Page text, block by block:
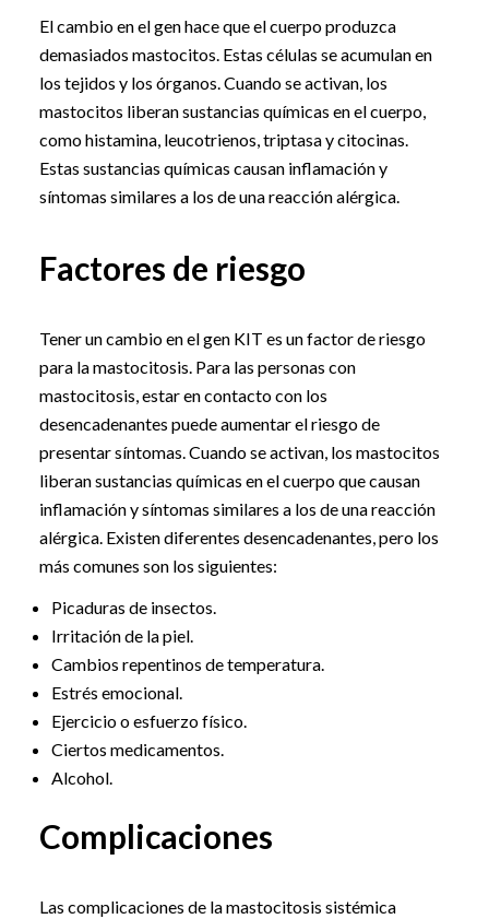
El cambio en el gen hace que el cuerpo produzca
demasiados mastocitos. Estas células se acumulan en
los tejidos y los órganos. Cuando se activan, los
mastocitos liberan sustancias químicas en el cuerpo,
como histamina, leucotrienos, triptasa y citocinas.
Estas sustancias químicas causan inflamación y
síntomas similares a los de una reacción alérgica.
Factores de riesgo
Tener un cambio en el gen KIT es un factor de riesgo
para la mastocitosis. Para las personas con
mastocitosis, estar en contacto con los
desencadenantes puede aumentar el riesgo de
presentar síntomas. Cuando se activan, los mastocitos
liberan sustancias químicas en el cuerpo que causan
inflamación y síntomas similares a los de una reacción
alérgica. Existen diferentes desencadenantes, pero los
más comunes son los siguientes:
Picaduras de insectos.
Irritación de la piel.
Cambios repentinos de temperatura.
Estrés emocional.
Ejercicio o esfuerzo físico.
Ciertos medicamentos.
Alcohol.
Complicaciones
Las complicaciones de la mastocitosis sistémica